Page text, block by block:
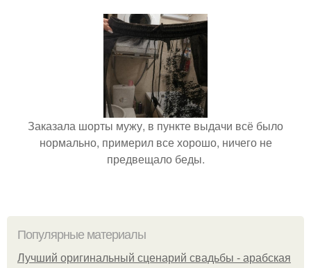
Заказала шорты мужу, в пункте выдачи всё было
нормально, примерил все хорошо, ничего не
предвещало беды.
Популярные материалы
Лучший оригинальный сценарий свадьбы - арабская